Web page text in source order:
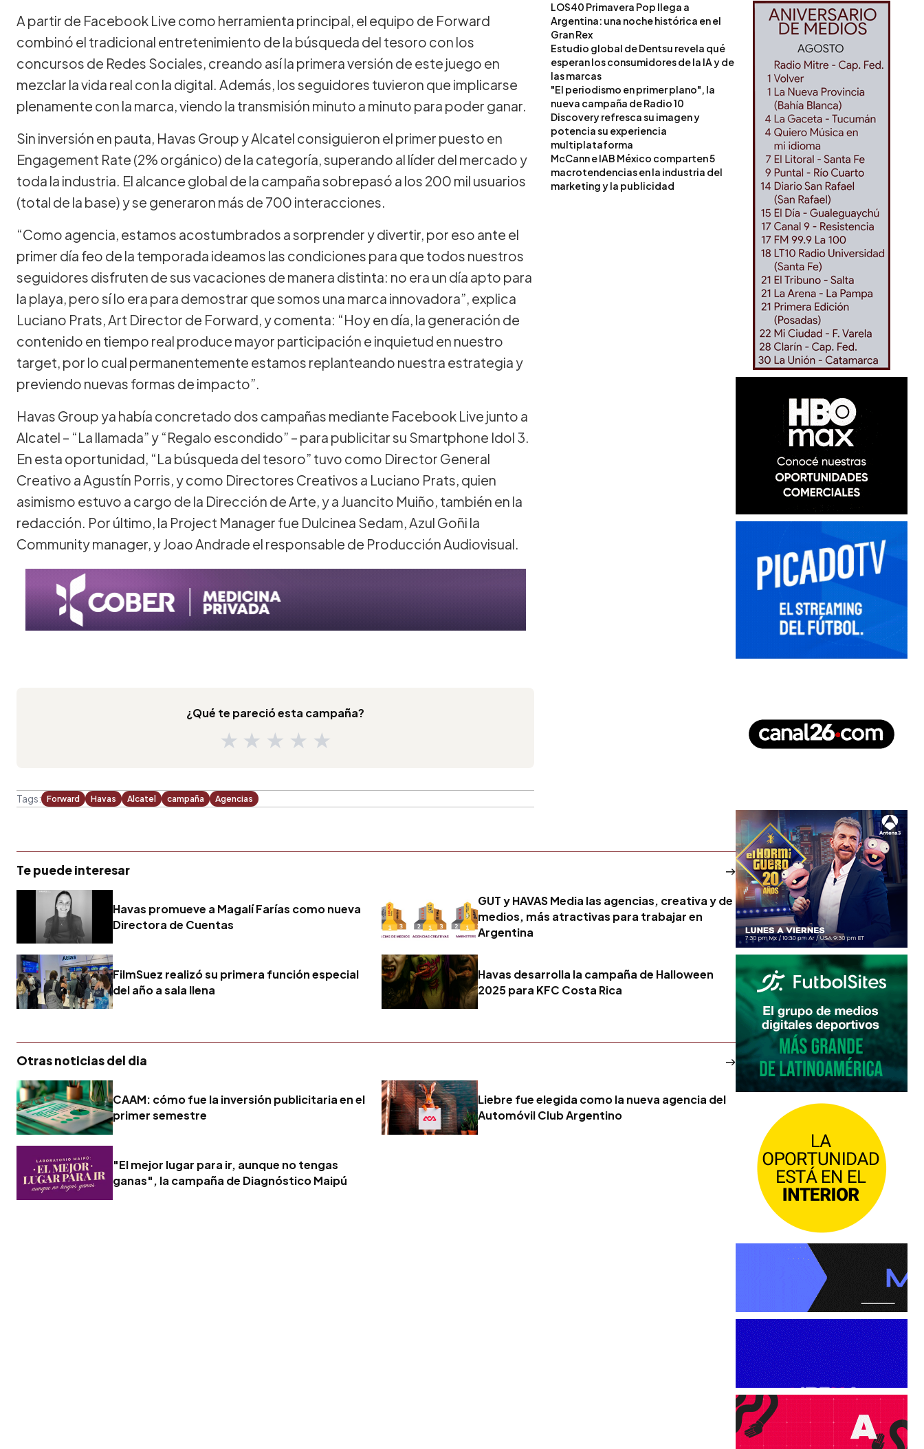
A partir de Facebook Live como herramienta principal, el equipo de Forward
combinó el tradicional entretenimiento de la búsqueda del tesoro con los
concursos de Redes Sociales, creando así la primera versión de este juego en
mezclar la vida real con la digital. Además, los seguidores tuvieron que implicarse
plenamente con la marca, viendo la transmisión minuto a minuto para poder ganar.
Sin inversión en pauta, Havas Group y Alcatel consiguieron el primer puesto en
Engagement Rate (2% orgánico) de la categoría, superando al líder del mercado y
toda la industria. El alcance global de la campaña sobrepasó a los 200 mil usuarios
(total de la base) y se generaron más de 700 interacciones.
“Como agencia, estamos acostumbrados a sorprender y divertir, por eso ante el
primer día feo de la temporada ideamos las condiciones para que todos nuestros
seguidores disfruten de sus vacaciones de manera distinta: no era un día apto para
la playa, pero sí lo era para demostrar que somos una marca innovadora”, explica
Luciano Prats, Art Director de Forward, y comenta: “Hoy en día, la generación de
contenido en tiempo real produce mayor participación e inquietud en nuestro
target, por lo cual permanentemente estamos replanteando nuestra estrategia y
previendo nuevas formas de impacto”.
Havas Group ya había concretado dos campañas mediante Facebook Live junto a
Alcatel – “La llamada” y “Regalo escondido” – para publicitar su Smartphone Idol 3.
En esta oportunidad, “La búsqueda del tesoro” tuvo como Director General
Creativo a Agustín Porris, y como Directores Creativos a Luciano Prats, quien
asimismo estuvo a cargo de la Dirección de Arte, y a Juancito Muiño, también en la
redacción. Por último, la Project Manager fue Dulcinea Sedam, Azul Goñi la
Community manager, y Joao Andrade el responsable de Producción Audiovisual.
¿Qué te pareció esta campaña?
★ ★ ★ ★ ★
Tags: Forward Havas Alcatel campaña Agencias
LOS40 Primavera Pop llega a
Argentina: una noche histórica en el
Gran Rex
Estudio global de Dentsu revela qué
esperan los consumidores de la IA y de
las marcas
"El periodismo en primer plano", la
nueva campaña de Radio 10
Discovery refresca su imagen y
potencia su experiencia
multiplataforma
McCann e IAB México comparten 5
macrotendencias en la industria del
marketing y la publicidad
Te puede interesar
Havas promueve a Magalí Farías como nueva
Directora de Cuentas
GUT y HAVAS Media las agencias, creativa y de
medios, más atractivas para trabajar en
Argentina
FilmSuez realizó su primera función especial
del año a sala llena
Havas desarrolla la campaña de Halloween
2025 para KFC Costa Rica
Otras noticias del dia
CAAM: cómo fue la inversión publicitaria en el
primer semestre
Liebre fue elegida como la nueva agencia del
Automóvil Club Argentino
"El mejor lugar para ir, aunque no tengas
ganas", la campaña de Diagnóstico Maipú